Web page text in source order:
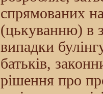
спрямованих
(цькуванню) в
випадки
батьків,
рішення про